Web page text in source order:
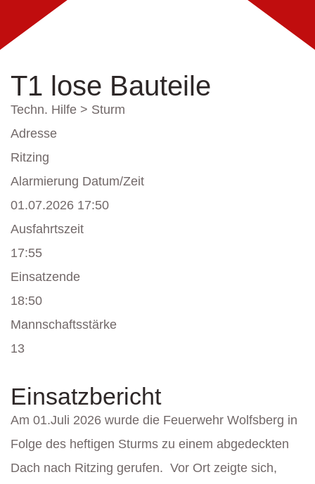
T1 lose Bauteile
Techn. Hilfe > Sturm
Adresse
Ritzing
Alarmierung Datum/Zeit
01.07.2026 17:50
Ausfahrtszeit
17:55
Einsatzende
18:50
Mannschaftsstärke
13
Einsatzbericht
Am 01.Juli 2026 wurde die Feuerwehr Wolfsberg in
Folge des heftigen Sturms zu einem abgedeckten
Dach nach Ritzing gerufen. Vor Ort zeigte sich,